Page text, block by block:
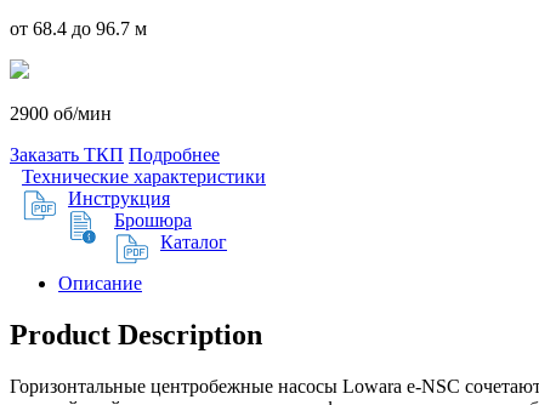
от 68.4 до 96.7 м
2900 об/мин
Заказать ТКП Подробнее
Технические характеристики
Инструкция
Брошюра
Каталог
Описание
Product Description
Горизонтальные центробежные насосы Lowara e-NSC